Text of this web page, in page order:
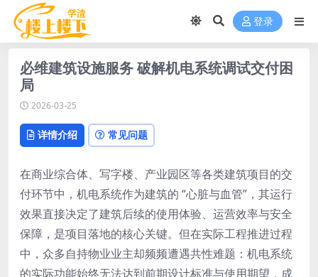
登录
必维建筑设施服务 破解机电系统调试交付困
局
2026-03-25
详情介绍 常见问题
在商业综合体、写字楼、产业园区等各类建筑项目的交
付环节中，机电系统作为建筑的 “心脏与血管”，其运行
效果直接决定了建筑后续的使用体验、运营效率与安全
保障，是项目落地的核心关键。但在实际工程推进过程
中，众多自持物业业主却频频遭遇共性难题：机电系统
的实际功能始终无法达到前期设计标准与使用期望，成